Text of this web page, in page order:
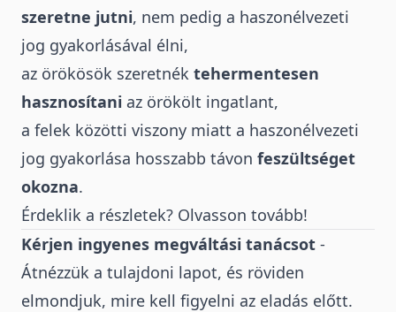
szeretne jutni, nem pedig a haszonélvezeti
jog gyakorlásával élni,
az örökösök szeretnék tehermentesen
hasznosítani az örökölt ingatlant,
a felek közötti viszony miatt a haszonélvezeti
jog gyakorlása hosszabb távon feszültséget
okozna.
Érdeklik a részletek? Olvasson tovább!
Kérjen ingyenes megváltási tanácsot -
Átnézzük a tulajdoni lapot, és röviden
elmondjuk, mire kell figyelni az eladás előtt.